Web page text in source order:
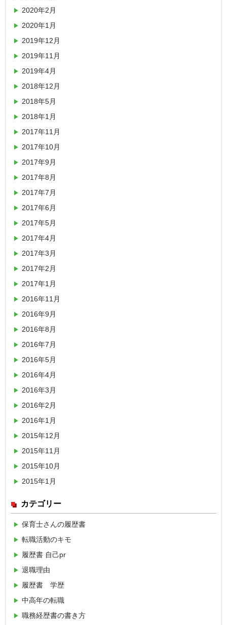
2020年2月
2020年1月
2019年12月
2019年11月
2019年4月
2018年12月
2018年5月
2018年1月
2017年11月
2017年10月
2017年9月
2017年8月
2017年7月
2017年6月
2017年5月
2017年4月
2017年3月
2017年2月
2017年1月
2016年11月
2016年9月
2016年8月
2016年7月
2016年5月
2016年4月
2016年3月
2016年2月
2016年1月
2015年12月
2015年11月
2015年10月
2015年1月
カテゴリー
保育士さんの履歴書
転職活動のキモ
履歴書 自己pr
退職理由
履歴書 学歴
中高年の転職
職務経歴書の書き方